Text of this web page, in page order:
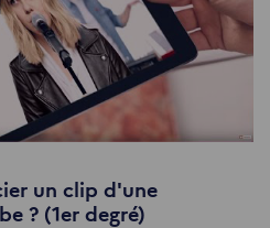
un clip d'une
? (1er degré)